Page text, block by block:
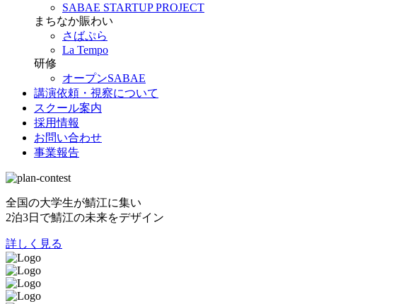
SABAE STARTUP PROJECT
まちなか賑わい
さばぷら
La Tempo
研修
オープンSABAE
講演依頼・視察について
スクール案内
採用情報
お問い合わせ
事業報告
全国の大学生が鯖江に集い
2泊3日で鯖江の未来をデザイン
詳しく見る